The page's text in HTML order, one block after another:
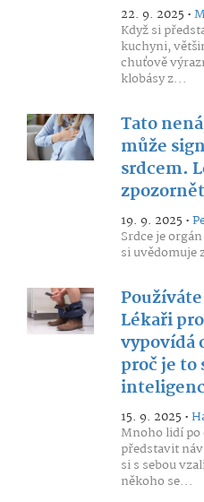
22. 9. 2025 •
Když si
kuchyni,
chuťově
klobásy z...
Tato
může
srdcem.
zpozornět
19. 9. 2025 •
Srdce je
si uvědomuje
Lékaři
vypovídá
proč je to
15. 9. 2025 •
Mnoho lidí po
představit
si s sebou
někoho se...